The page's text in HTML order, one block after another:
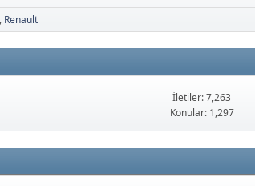
Renault
İletiler: 7,263
Konular: 1,297